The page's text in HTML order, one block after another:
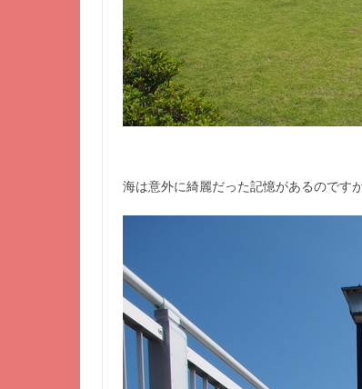
海は意外に綺麗だった記憶があるのです